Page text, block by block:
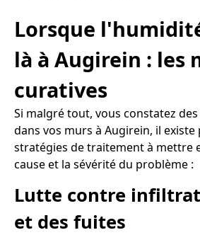
Lorsque
là à Augirein : les
curatives
Si malgré tout, vous constatez
dans vos murs à Augirein, il existe
stratégies de traitement à mettre
cause et la sévérité du problème :
Lutte contre
et des fuites